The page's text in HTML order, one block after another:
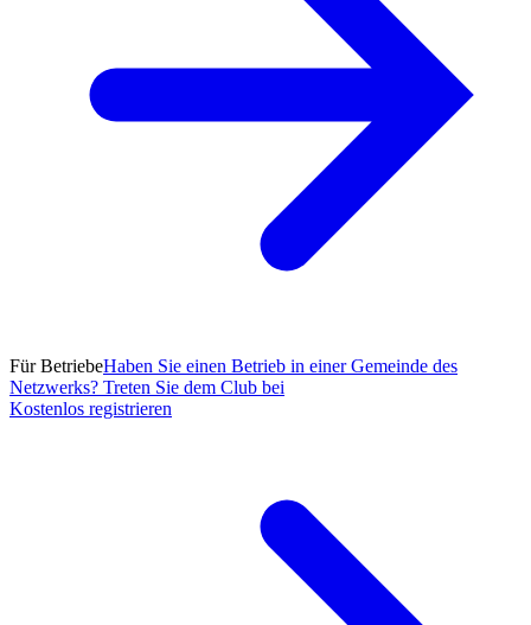
Für BetriebeHaben Sie einen Betrieb in einer Gemeinde des
Netzwerks? Treten Sie dem Club bei
Kostenlos registrieren